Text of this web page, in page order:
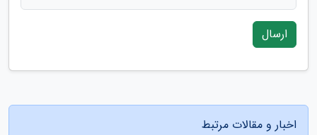
ارسال
اخبار و مقالات مرتبط